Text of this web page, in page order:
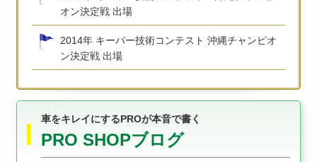
オン決定戦 出場
2014年 キーパー技術コンテスト 沖縄チャンピオ
ン決定戦 出場
車をキレイにするPROが本音で書く
PRO SHOPブログ